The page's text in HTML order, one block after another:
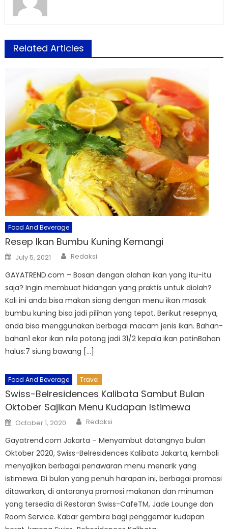
Related Articles
Food And Beverage
Resep Ikan Bumbu Kuning Kemangi
Posted
on
July 5, 2021 Author
Redaksi
GAYATREND.com – Bosan dengan olahan ikan yang itu-itu
saja? Ingin membuat hidangan yang praktis untuk diolah?
Kali ini anda bisa makan siang dengan menu ikan masak
bumbu kuning bisa jadi pilihan yang tepat. Berikut resepnya,
anda bisa menggunakan berbagai macam jenis ikan. Bahan-
bahan1 ekor ikan nila potong jadi 31/2 kepala ikan patinBahan
halus:7 siung bawang […]
Food And Beverage Travel
Swiss-Belresidences Kalibata Sambut Bulan
Oktober Sajikan Menu Kudapan Istimewa
Posted
on
October 1, 2020 Author
Redaksi
Gayatrend.com Jakarta – Menyambut datangnya bulan
Oktober 2020, Swiss-Belresidences Kalibata Jakarta, kembali
menyajikan berbagai penawaran menu menarik yang
istimewa. Di bulan yang penuh harapan ini, berbagai promosi
ditawarkan, di antaranya promosi makanan dan minuman
yang tersedia di Restoran Swiss-CafeTM, Jade Lounge dan
Room Service. Kabar gembira bagi penggemar kudapan